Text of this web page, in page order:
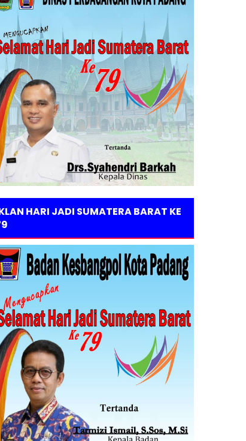
HARI JADI SUMATERA BARAT KE